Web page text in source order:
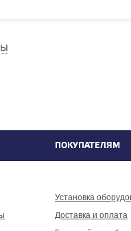
ПОКУПАТЕЛЯМ
Установка
Доставка и оплата